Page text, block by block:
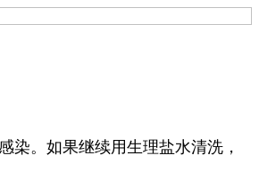
染。如果继续用生理盐水清洗，